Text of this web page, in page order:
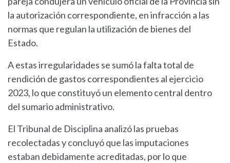
la autorización correspondiente, en infracción a las
normas que regulan la utilización de bienes del
Estado.
A estas irregularidades se sumó la falta total de
rendición de gastos correspondientes al ejercicio
2023, lo que constituyó un elemento central dentro
del sumario administrativo.
El Tribunal de Disciplina analizó las pruebas
recolectadas y concluyó que las imputaciones
estaban debidamente acreditadas, por lo que